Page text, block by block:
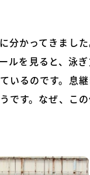
分かってきまし
ルを見ると、泳
いるのです。息
です。なぜ、こ